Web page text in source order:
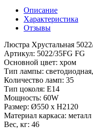
Описание
Характеристика
Отзывы
Люстра Хрустальная
Артикул: 5022/35FG FG
Основной цвет: хром
Тип лампы:
Количество ламп: 35
Тип цоколя: E14
Мощность: 60W
Размер: Ø550 x H2120
Материал каркаса: металл
Вес, кг: 46